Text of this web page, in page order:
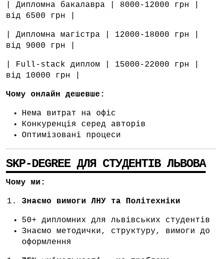
| Дипломна бакалавра | 8000-12000 грн |
від 6500 грн |
| Дипломна магістра | 12000-18000 грн |
від 9000 грн |
| Full-stack диплом | 15000-22000 грн |
від 10000 грн |
Чому онлайн дешевше:
Нема витрат на офіс
Конкуренція серед авторів
Оптимізовані процеси
SKP-DEGREE ДЛЯ СТУДЕНТІВ ЛЬВОВА
Чому ми:
Знаємо вимоги ЛНУ та Політехніки
50+ дипломних для львівських студентів
Знаємо методички, структуру, вимоги до
оформлення